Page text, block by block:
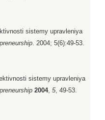
sistemy upravleniya
. 2004; 5(6):49-53.
sistemy upravleniya
2004, 5, 49-53.